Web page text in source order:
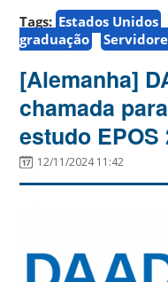
Tags: Estados Unidos
graduação
[Alemanha]
chamada
estudo EPOS
12/11/2024 11:42